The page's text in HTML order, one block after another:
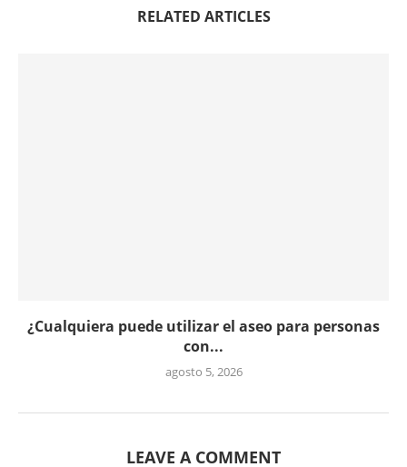
RELATED ARTICLES
¿Cualquiera puede utilizar el aseo para personas
con...
agosto 5, 2026
LEAVE A COMMENT